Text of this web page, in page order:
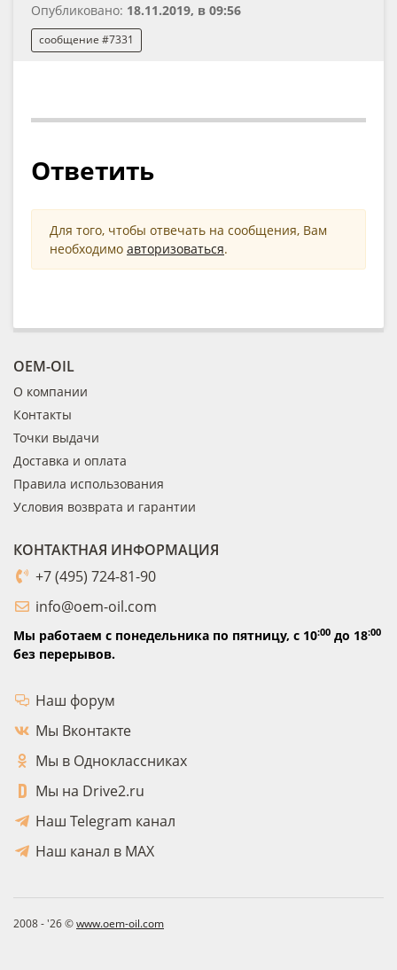
Опубликовано: 18.11.2019, в 09:56
сообщение #7331
Ответить
Для того, чтобы отвечать на сообщения, Вам
необходимо авторизоваться.
OEM-OIL
О компании
Контакты
Точки выдачи
Доставка и оплата
Правила использования
Условия возврата и гарантии
КОНТАКТНАЯ ИНФОРМАЦИЯ
+7 (495) 724-81-90
info@oem-oil.com
Мы работаем с понедельника по пятницу, с 10:00 до 18:00
без перерывов.
Наш форум
Мы Вконтакте
Мы в Одноклассниках
Мы на Drive2.ru
Наш Telegram канал
Наш канал в MAX
2008 - '26 ©www.oem-oil.com